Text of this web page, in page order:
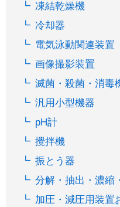
凍結乾燥機
冷却器
電気泳動関連装置
画像撮影装置
滅菌・殺菌・消毒
汎用小型機器
pH計
攪拌機
振とう器
分解・抽出・濃縮
加圧・減圧用装置